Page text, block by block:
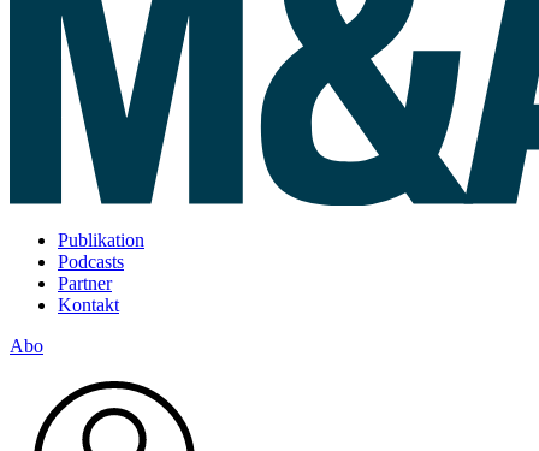
Publikation
Podcasts
Partner
Kontakt
Abo